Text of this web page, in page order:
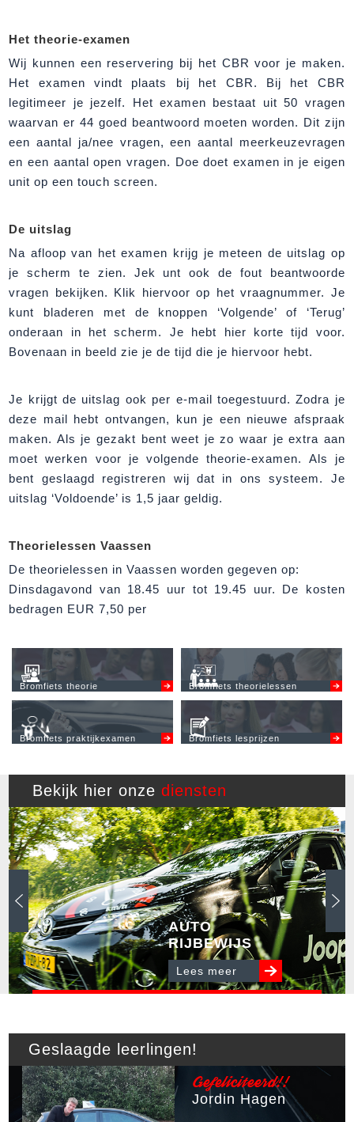
Het theorie-examen
Wij kunnen een reservering bij het CBR voor je maken.
Het examen vindt plaats bij het CBR. Bij het CBR
legitimeer je jezelf. Het examen bestaat uit 50 vragen
waarvan er 44 goed beantwoord moeten worden. Dit zijn
een aantal ja/nee vragen, een aantal meerkeuzevragen
en een aantal open vragen. Doe doet examen in je eigen
unit op een touch screen.
De uitslag
Na afloop van het examen krijg je meteen de uitslag op
je scherm te zien. Jek unt ook de fout beantwoorde
vragen bekijken. Klik hiervoor op het vraagnummer. Je
kunt bladeren met de knoppen ‘Volgende’ of ‘Terug’
onderaan in het scherm. Je hebt hier korte tijd voor.
Bovenaan in beeld zie je de tijd die je hiervoor hebt.
Je krijgt de uitslag ook per e-mail toegestuurd. Zodra je
deze mail hebt ontvangen, kun je een nieuwe afspraak
maken. Als je gezakt bent weet je zo waar je extra aan
moet werken voor je volgende theorie-examen. Als je
bent geslaagd registreren wij dat in ons systeem. Je
uitslag ‘Voldoende’ is 1,5 jaar geldig.
Theorielessen Vaassen
De theorielessen in Vaassen worden gegeven op:
Dinsdagavond van 18.45 uur tot 19.45 uur. De kosten
bedragen EUR 7,50 per
Bromfiets theorie Bromfiets theorielessen
Bromfiets praktijkexamen Bromfiets lesprijzen
Bekijk hier onzediensten
AUTO
RIJBEWIJS
Lees meer
Geslaagde leerlingen!
Gefeliciteerd!!
Jordin Hagen